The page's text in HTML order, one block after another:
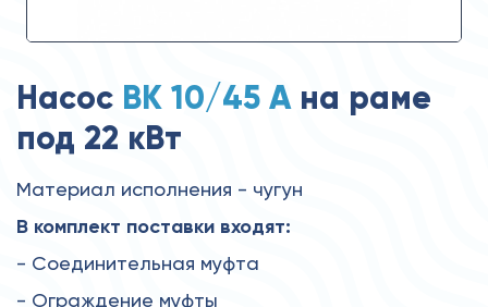
Насос ВК 10/45 Ана раме
под 22 кВт
Материал исполнения - чугун
В комплект поставки входят:
- Соединительная муфта
- Ограждение муфты